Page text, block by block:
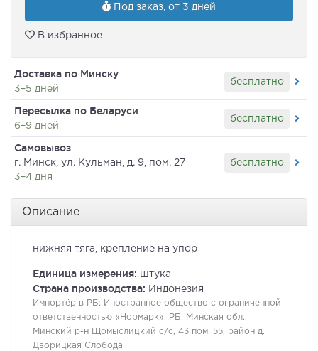
Под заказ, от 3 дней
В избранное
Доставка по Минску
3–5 дней
бесплатно
Пересылка по Беларуси
6–9 дней
бесплатно
Самовывоз
г. Минск, ул. Кульман, д. 9, пом. 27
3–4 дня
бесплатно
Описание
нижняя тяга, крепление на упор
Единица измерения: штука
Страна производства: Индонезия
Импортёр в РБ:
Иностранное общество с ограниченной
ответственностью «Нормарк», РБ, Минская обл.,
Минский р-н Щомыслицкий с/с, 43 пом. 55, район д.
Дворицкая Слобода